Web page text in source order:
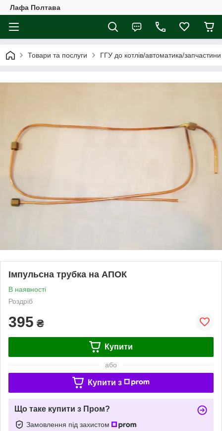
Лафа Полтава
Товари та послуги ГГУ до котлів/автоматика/запчастини
Імпульсна трубка на АПОК
В наявності
Роздріб
395 ₴
Купити
або
Купити з
Що таке купити з Пром?
Замовлення під захистом